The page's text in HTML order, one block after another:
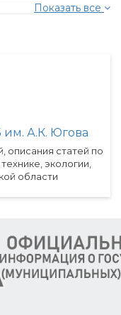
Показать все
им. А.К. Югова
описания статей по
экологии,
области